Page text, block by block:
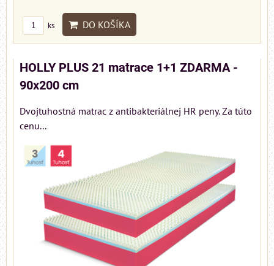
ks DO KOŠÍKA
HOLLY PLUS 21 matrace 1+1 ZDARMA -
90x200 cm
Dvojtuhostná matrac z antibakteriálnej HR peny. Za túto
cenu...